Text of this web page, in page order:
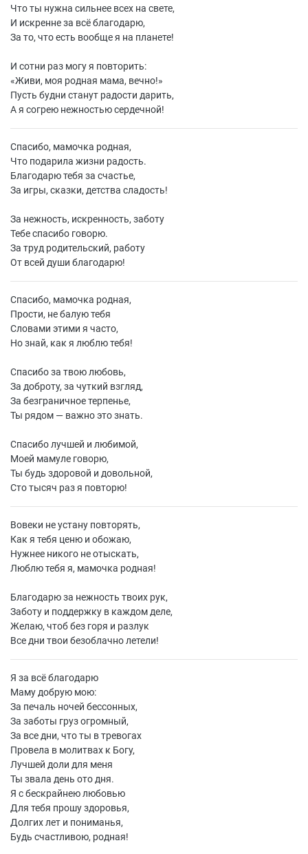
Что ты нужна сильнее всех на свете,
И искренне за всё благодарю,
За то, что есть вообще я на планете!
И сотни раз могу я повторить:
«Живи, моя родная мама, вечно!»
Пусть будни станут радости дарить,
А я согрею нежностью сердечной!
Спасибо, мамочка родная,
Что подарила жизни радость.
Благодарю тебя за счастье,
За игры, сказки, детства сладость!
За нежность, искренность, заботу
Тебе спасибо говорю.
За труд родительский, работу
От всей души благодарю!
Спасибо, мамочка родная,
Прости, не балую тебя
Словами этими я часто,
Но знай, как я люблю тебя!
Спасибо за твою любовь,
За доброту, за чуткий взгляд,
За безграничное терпенье,
Ты рядом — важно это знать.
Спасибо лучшей и любимой,
Моей мамуле говорю,
Ты будь здоровой и довольной,
Сто тысяч раз я повторю!
Вовеки не устану повторять,
Как я тебя ценю и обожаю,
Нужнее никого не отыскать,
Люблю тебя я, мамочка родная!
Благодарю за нежность твоих рук,
Заботу и поддержку в каждом деле,
Желаю, чтоб без горя и разлук
Все дни твои безоблачно летели!
Я за всё благодарю
Маму добрую мою:
За печаль ночей бессонных,
За заботы груз огромный,
За все дни, что ты в тревогах
Провела в молитвах к Богу,
Лучшей доли для меня
Ты звала день ото дня.
Я с бескрайнею любовью
Для тебя прошу здоровья,
Долгих лет и пониманья,
Будь счастливою, родная!